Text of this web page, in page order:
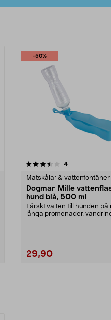
-50%
4recensioner
Matskålar & vattenfontäner
Dogman Mille
hund blå, 500 ml
Färskt vatten till hunden på
långa promenader,
29,90